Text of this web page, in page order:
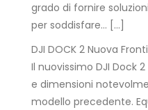
grado di fornire
per soddisfare… […]
DJI DOCK 2 Nuova
Il nuovissimo DJI Dock
e dimensioni
modello precedente.